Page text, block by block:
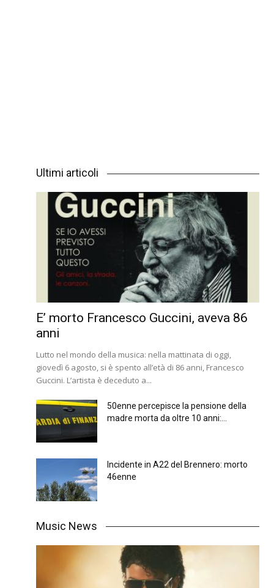
Ultimi articoli
E’ morto Francesco Guccini, aveva 86
anni
Lutto nel mondo della musica: nella mattinata di oggi,
giovedì 6 agosto, si è spento all’età di 86 anni, Francesco
Guccini. L’artista è deceduto a...
50enne percepisce la pensione della
madre morta da oltre 10 anni:...
Incidente in A22 del Brennero: morto
46enne
Music News